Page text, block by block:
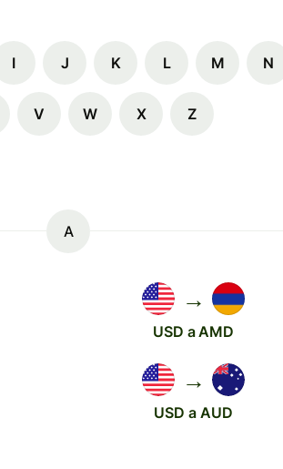
I J K L M N
V W X Z
A
→
USD a AMD
→
USD a AUD